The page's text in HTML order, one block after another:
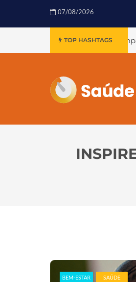
07/08/2026
TOP HASHTAGS
da Campanha ‘Mulheres Também
BEM-ESTAR SAÚDE